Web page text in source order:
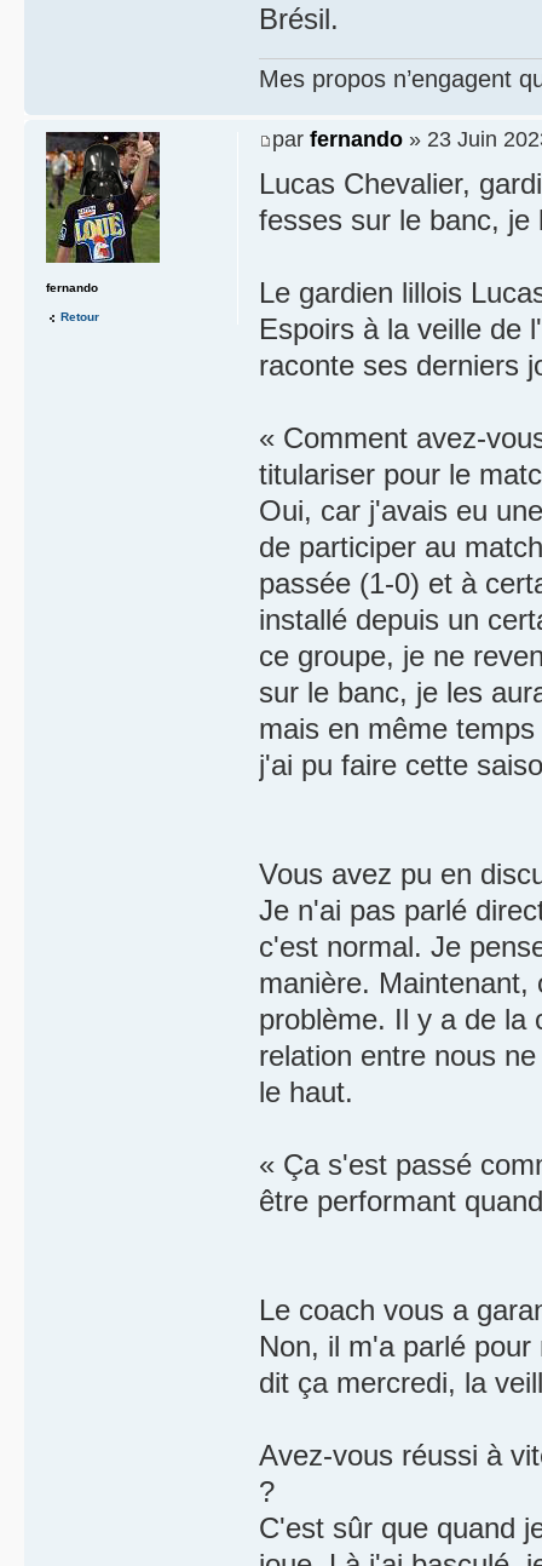
Brésil.
Mes propos n’engagent
par fernando » 23 Juin
Lucas Chevalier,
fesses sur le banc, je
Le gardien lillois
Espoirs à la veille de
raconte ses derniers
« Comment avez-
titulariser pour le
Oui, car j'avais eu
de participer au
passée (1-0) et à
installé depuis un
ce groupe, je ne
sur le banc, je les
mais en même
j'ai pu faire cette
Vous avez pu en
Je n'ai pas parlé
c'est normal. Je
manière.
problème. Il y a de la
relation entre nous
le haut.
« Ça s'est passé
être performant
Le coach vous a
Non, il m'a parlé
dit ça mercredi, la
Avez-vous réussi à
?
C'est sûr que quand
fernando
Retour